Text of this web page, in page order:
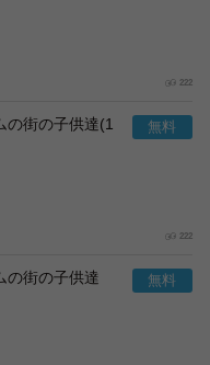
222
の街の子供達(1
222
の街の子供達